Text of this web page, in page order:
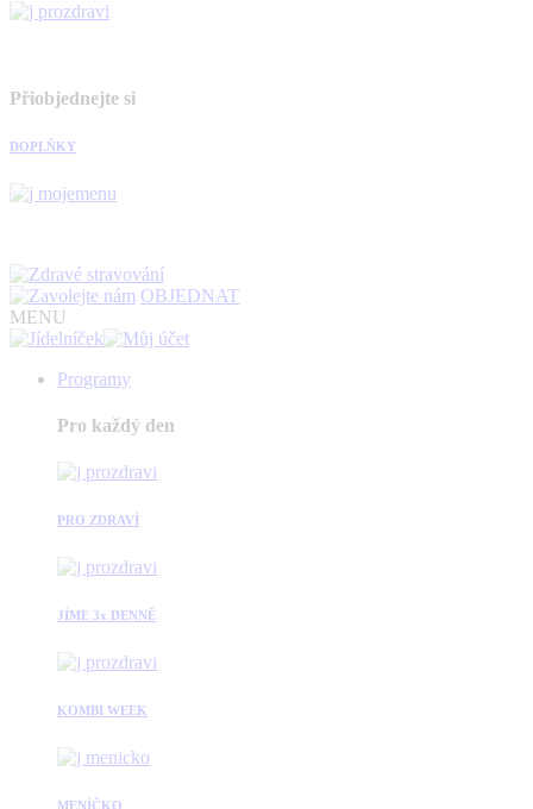
Přiobjednejte si
DOPLŇKY
OBJEDNAT
MENU
Programy
Pro každý den
PRO ZDRAVÍ
JÍME 3x DENNĚ
KOMBI WEEK
MENÍČKO